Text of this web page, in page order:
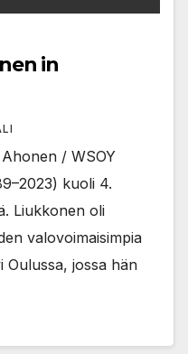
in
/ WSOY
kuoli 4.
Liukkonen oli
valovoimaisimpia
Oulussa, jossa hän